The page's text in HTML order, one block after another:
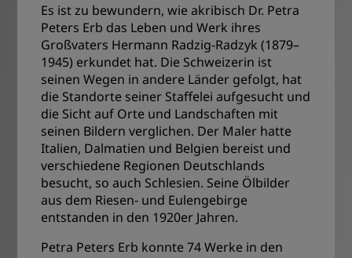
Es ist zu bewundern, wie akribisch Dr. Petra
Peters Erb das Leben und Werk ihres
Großvaters Hermann Radzig-Radzyk (1879–
1945) erkundet hat. Die Schweizerin ist
seinen Wegen in andere Länder gefolgt, hat
die Standorte seiner Staffelei aufgesucht und
die Sicht auf Orte und Landschaften mit
seinen Bildern verglichen. Der Maler hatte
Italien, Dalmatien und Belgien bereist und
verschiedene Regionen Deutschlands
besucht, so auch Schlesien. Seine Ölbilder
aus dem Riesen- und Eulengebirge
entstanden in den 1920er Jahren.
Petra Peters Erb konnte 74 Werke in den